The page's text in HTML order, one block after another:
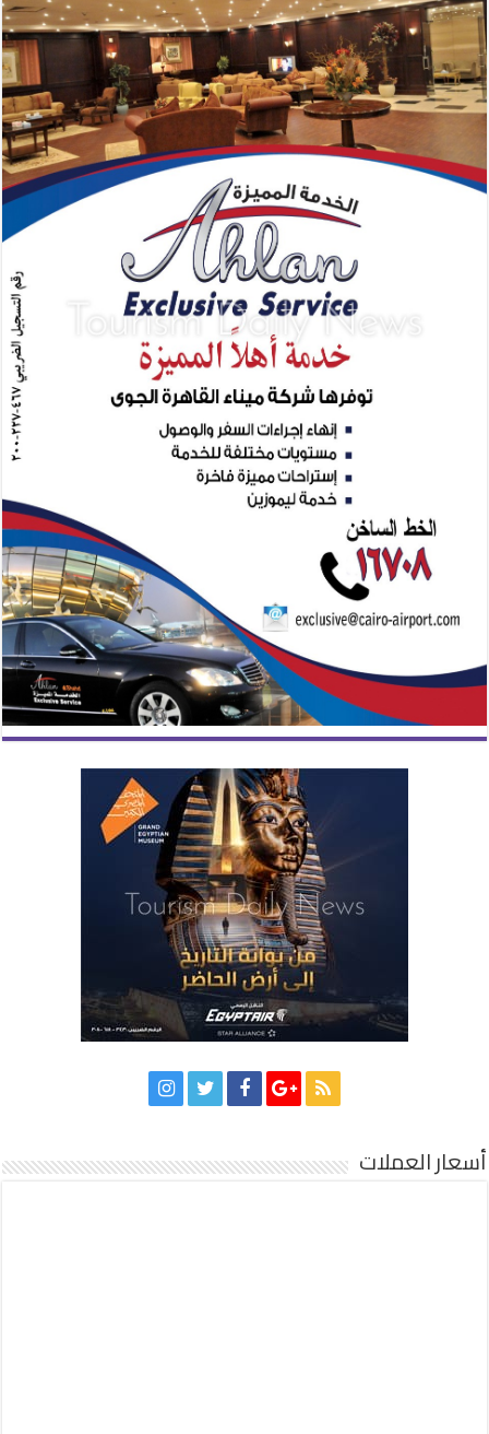
أسعار العملات